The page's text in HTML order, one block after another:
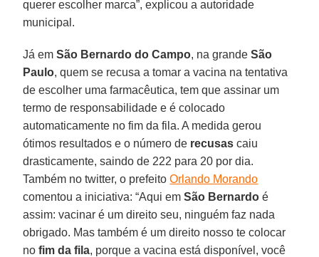
querer escolher marca”, explicou a autoridade
municipal.
Já emSão Bernardo do Campo, na grandeSão
Paulo, quem se recusa a tomar a vacina na tentativa
de escolher uma farmacêutica, tem que assinar um
termo de responsabilidade e é colocado
automaticamente no fim da fila. A medida gerou
ótimos resultados e o número de recusas caiu
drasticamente, saindo de 222 para 20 por dia.
Também no twitter, o prefeitoOrlando Morando
comentou a iniciativa: “Aqui emSão Bernardo é
assim: vacinar é um direito seu, ninguém faz nada
obrigado. Mas também é um direito nosso te colocar
nofim da fila, porque a vacina está disponível, você